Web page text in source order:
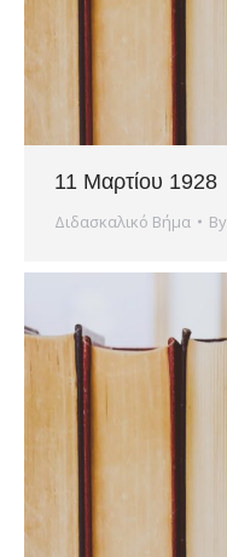
11 Μαρτίου 1928
Διδασκαλικό Βήμα By